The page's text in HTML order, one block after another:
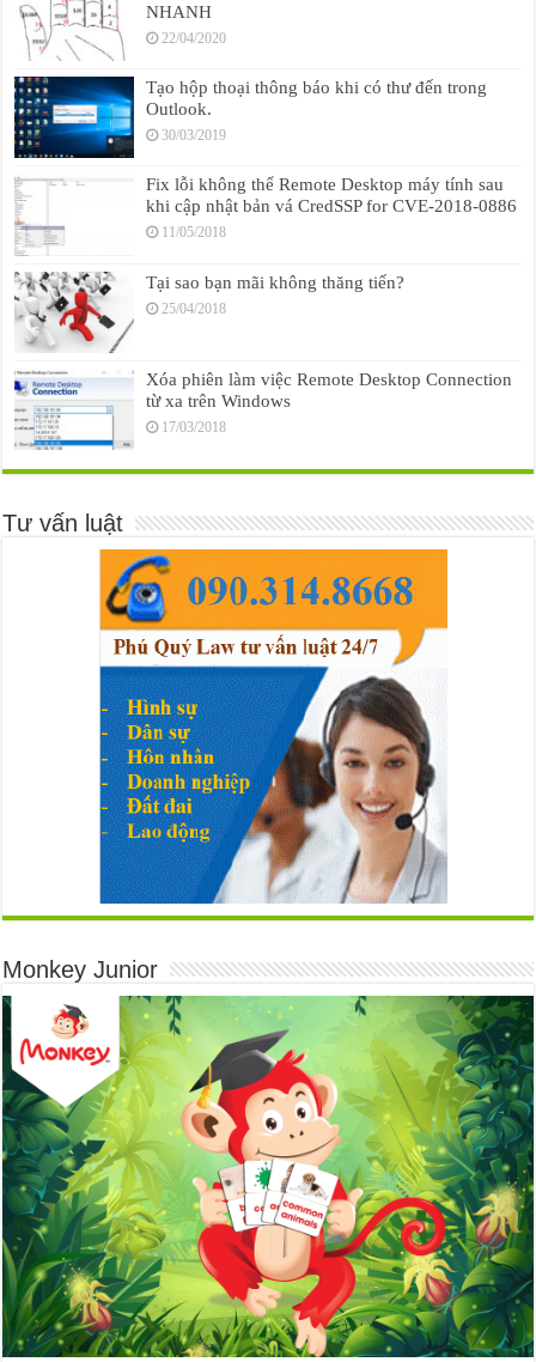
NHANH
22/04/2020
Tạo hộp thoại thông báo khi có thư đến trong
Outlook.
30/03/2019
Fix lỗi không thể Remote Desktop máy tính sau
khi cập nhật bản vá CredSSP for CVE-2018-0886
11/05/2018
Tại sao bạn mãi không thăng tiến?
25/04/2018
Xóa phiên làm việc Remote Desktop Connection
từ xa trên Windows
17/03/2018
Tư vấn luật
Monkey Junior